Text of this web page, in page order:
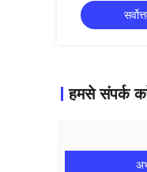
हमसे संपर्क